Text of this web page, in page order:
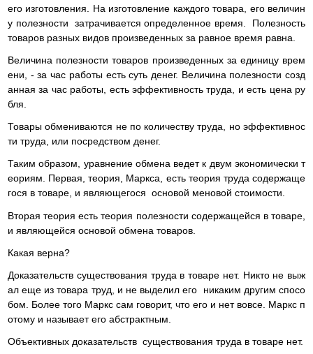
его изготовления. На изготовление каждого товара, его величин
у полезности затрачивается определенное время. Полезность
товаров разных видов произведенных за равное время равна.
Величина полезности товаров произведенных за единицу врем
ени, - за час работы есть суть денег. Величина полезности созд
анная за час работы, есть эффективность труда, и есть цена ру
бля.
Товары обмениваются не по количеству труда, но эффективнос
ти труда, или посредством денег.
Таким образом, уравнение обмена ведет к двум экономически т
еориям. Первая, теория, Маркса, есть теория труда содержаще
гося в товаре, и являющегося основой меновой стоимости.
Вторая теория есть теория полезности содержащейся в товаре,
и являющейся основой обмена товаров.
Какая верна?
Доказательств существования труда в товаре нет. Никто не выж
ал еще из товара труд, и не выделил его никаким другим спосо
бом. Более того Маркс сам говорит, что его и нет вовсе. Маркс п
отому и называет его абстрактным.
Объективных доказательств существования труда в товаре нет.